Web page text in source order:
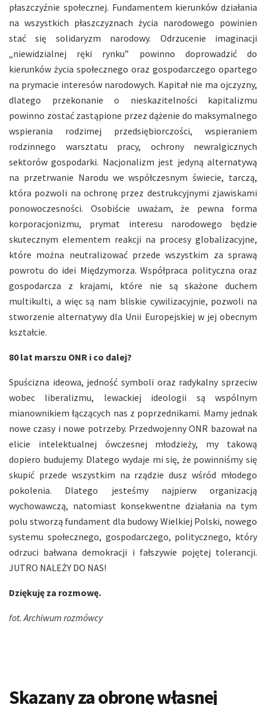
płaszczyźnie społecznej. Fundamentem kierunków działania
na wszystkich płaszczyznach życia narodowego powinien
stać się solidaryzm narodowy. Odrzucenie imaginacji
„niewidzialnej ręki rynku” powinno doprowadzić do
kierunków życia społecznego oraz gospodarczego opartego
na prymacie interesów narodowych. Kapitał nie ma ojczyzny,
dlatego przekonanie o nieskazitelności kapitalizmu
powinno zostać zastąpione przez dążenie do maksymalnego
wspierania rodzimej przedsiębiorczości, wspieraniem
rodzinnego warsztatu pracy, ochrony newralgicznych
sektorów gospodarki. Nacjonalizm jest jedyną alternatywą
na przetrwanie Narodu we współczesnym świecie, tarczą,
która pozwoli na ochronę przez destrukcyjnymi zjawiskami
ponowoczesności. Osobiście uważam, że pewna forma
korporacjonizmu, prymat interesu narodowego będzie
skutecznym elementem reakcji na procesy globalizacyjne,
które można neutralizować przede wszystkim za sprawą
powrotu do idei Międzymorza. Współpraca polityczna oraz
gospodarcza z krajami, które nie są skażone duchem
multikulti, a więc są nam bliskie cywilizacyjnie, pozwoli na
stworzenie alternatywy dla Unii Europejskiej w jej obecnym
kształcie.
80 lat marszu ONR i co dalej?
Spuścizna ideowa, jedność symboli oraz radykalny sprzeciw
wobec liberalizmu, lewackiej ideologii są wspólnym
mianownikiem łączących nas z poprzednikami. Mamy jednak
nowe czasy i nowe potrzeby. Przedwojenny ONR bazował na
elicie intelektualnej ówczesnej młodzieży, my takową
dopiero budujemy. Dlatego wydaje mi się, że powinniśmy się
skupić przede wszystkim na rządzie dusz wśród młodego
pokolenia. Dlatego jesteśmy najpierw organizacją
wychowawczą, natomiast konsekwentne działania na tym
polu stworzą fundament dla budowy Wielkiej Polski, nowego
systemu społecznego, gospodarczego, politycznego, który
odrzuci bałwana demokracji i fałszywie pojętej tolerancji.
JUTRO NALEŻY DO NAS!
Dziękuję za rozmowę.
fot. Archiwum rozmówcy
Skazany za obronę własnej